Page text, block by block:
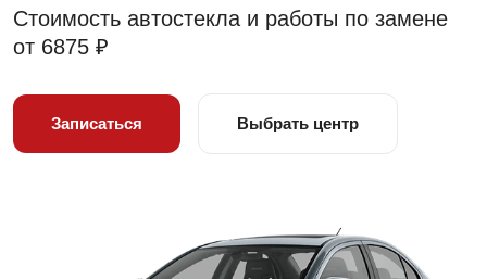
Стоимость автостекла и работы по замене
от 6875 ₽
Записаться Выбрать центр